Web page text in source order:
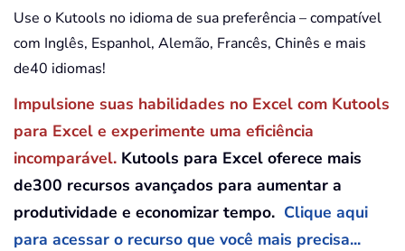
Use o Kutools no idioma de sua preferência – compatível
com Inglês, Espanhol, Alemão, Francês, Chinês e mais
de40 idiomas!
Impulsione suas habilidades no Excel com Kutools
para Excel e experimente uma eficiência
incomparável. Kutools para Excel oferece mais
de300 recursos avançados para aumentar a
produtividade e economizar tempo. Clique aqui
para acessar o recurso que você mais precisa...